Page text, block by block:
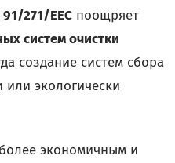
91/271/EEC поощряет
систем очистки
создание систем сбора
или экологически
экономичным и